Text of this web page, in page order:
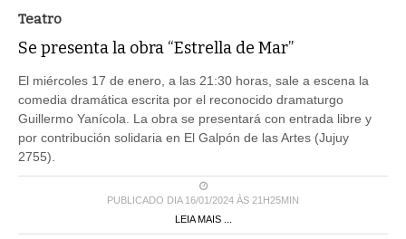
Teatro
Se presenta la obra “Estrella de Mar”
El miércoles 17 de enero, a las 21:30 horas, sale a escena la
comedia dramática escrita por el reconocido dramaturgo
Guillermo Yanícola. La obra se presentará con entrada libre y
por contribución solidaria en El Galpón de las Artes (Jujuy
2755).
PUBLICADO DIA 16/01/2024 ÀS 21H25MIN
LEIA MAIS ...